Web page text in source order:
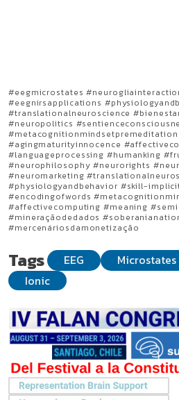
#eegmicrostates
#eegnirsapplications
#translationalneuroscience
#neuropolitics
#agingmaturityinnocence
#languageprocessing #humanking
#neurophilosophy #neurorights
#neuromarketing
#physiologyandbehavior #skill-
#encodingofwords
#affectivecomputing #meaning
#mineraçãodedados
#mercenáriosdamonetização
Tags EEG Microstates
Ionic